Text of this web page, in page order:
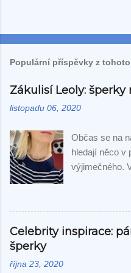
Populární příspěvky z
Zákulisí Leoly: šperky
listopadu 06, 2020
Občas se na
hledají něco v
výjimečného.
které s
máme a
O to více nás
neobvyklému
Celebrity inspirace:
šperky
října 23, 2020